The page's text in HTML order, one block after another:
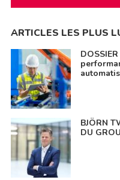
ARTICLES LES PLUS
BJÖRN
DU